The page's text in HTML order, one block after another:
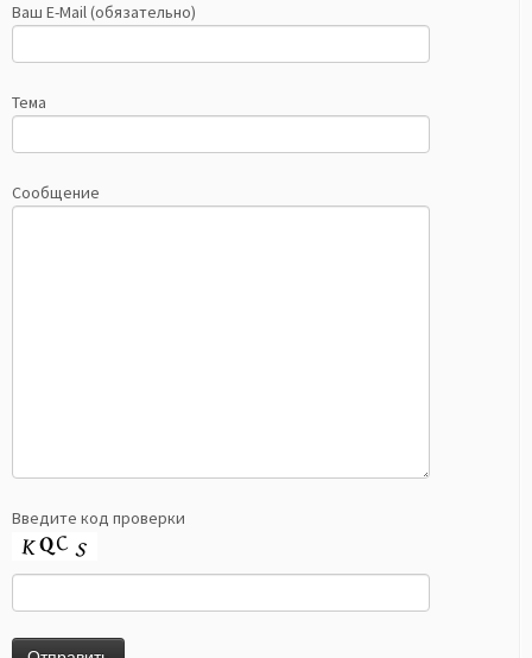
Ваш E-Mail (обязательно)
Тема
Сообщение
Введите код проверки